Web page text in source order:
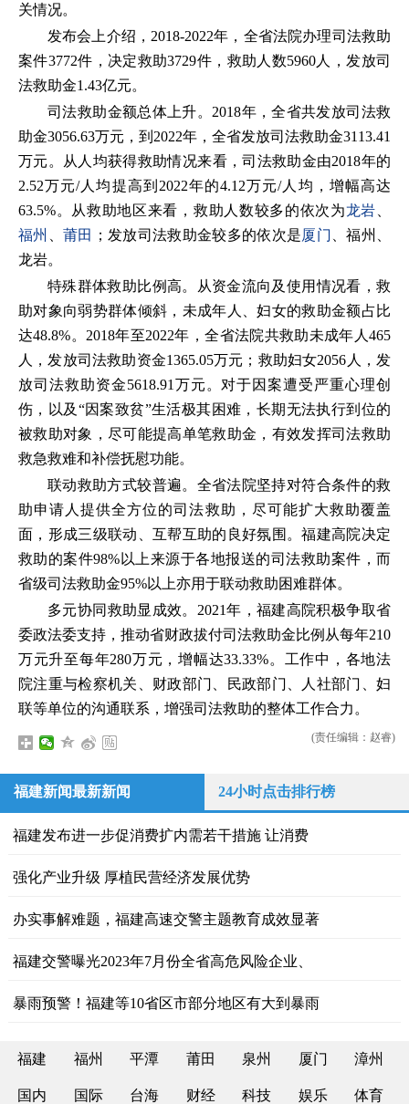
关情况。
发布会上介绍，2018-2022年，全省法院办理司法救助
案件3772件，决定救助3729件，救助人数5960人，发放司
法救助金1.43亿元。
司法救助金额总体上升。2018年，全省共发放司法救
助金3056.63万元，到2022年，全省发放司法救助金3113.41
万元。从人均获得救助情况来看，司法救助金由2018年的
2.52万元/人均提高到2022年的4.12万元/人均，增幅高达
63.5%。从救助地区来看，救助人数较多的依次为龙岩
福州
、莆田 ；发放司法救助金较多的依次是厦门
、福州、
龙岩。
特殊群体救助比例高。从资金流向及使用情况看，救
助对象向弱势群体倾斜，未成年人、妇女的救助金额占比
达48.8%。2018年至2022年，全省法院共救助未成年人465
人，发放司法救助资金1365.05万元；救助妇女2056人，发
放司法救助资金5618.91万元。对于因案遭受严重心理创
伤，以及“因案致贫”生活极其困难，长期无法执行到位的
被救助对象，尽可能提高单笔救助金，有效发挥司法救助
救急救难和补偿抚慰功能。
联动救助方式较普遍。全省法院坚持对符合条件的救
助申请人提供全方位的司法救助，尽可能扩大救助覆盖
面，形成三级联动、互帮互助的良好氛围。福建高院决定
救助的案件98%以上来源于各地报送的司法救助案件，而
省级司法救助金95%以上亦用于联动救助困难群体。
多元协同救助显成效。2021年，福建高院积极争取省
委政法委支持，推动省财政拔付司法救助金比例从每年210
万元升至每年280万元，增幅达33.33%。工作中，各地法
院注重与检察机关、财政部门、民政部门、人社部门、妇
联等单位的沟通联系，增强司法救助的整体工作合力。
(责任编辑：赵睿)
福建新闻最新新闻 24小时点击排行榜
福建发布进一步促消费扩内需若干措施 让消费
强化产业升级 厚植民营经济发展优势
办实事解难题，福建高速交警主题教育成效显著
福建交警曝光2023年7月份全省高危风险企业、
暴雨预警！福建等10省区市部分地区有大到暴雨
福建 福州 平潭 莆田 泉州 厦门 漳州
国内 国际 台海 财经 科技 娱乐 体育